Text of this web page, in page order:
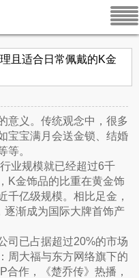
且适合日常佩戴的K金
意义。传统观念中，很多
宝宝满月会送金锁、结婚
等。
业规模就已经超过6千
K金饰品的比重在黄金饰
千亿级规模。相比足金，
逐渐成为国际大牌首饰产
司已占据超过20%的市场
周大福与东方网络旗下的
合作，《楚乔传》热播，